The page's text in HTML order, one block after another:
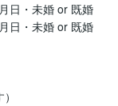
日・未婚 or 既婚
日・未婚 or 既婚